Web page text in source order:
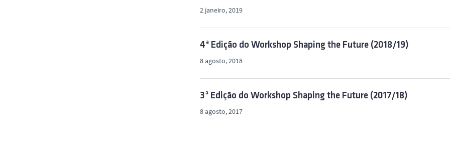
2 janeiro, 2019
4ª Edição do Workshop Shaping the Future (2018/19)
8 agosto, 2018
3ª Edição do Workshop Shaping the Future (2017/18)
8 agosto, 2017